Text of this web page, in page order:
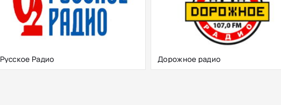
Русское Радио Дорожное радио